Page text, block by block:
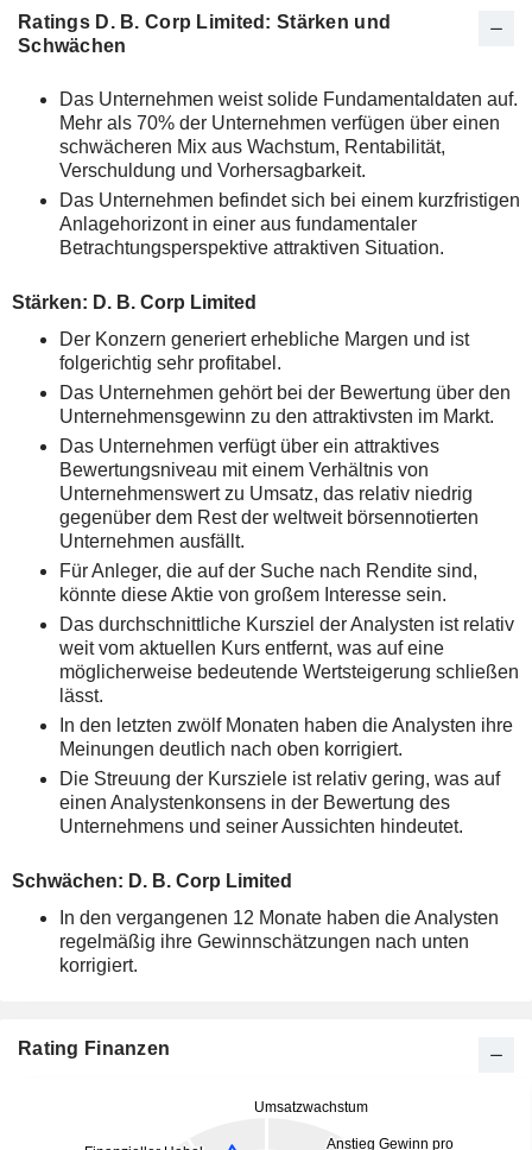
Ratings D. B. Corp Limited: Stärken und
Schwächen
Das Unternehmen weist solide Fundamentaldaten auf.
Mehr als 70% der Unternehmen verfügen über einen
schwächeren Mix aus Wachstum, Rentabilität,
Verschuldung und Vorhersagbarkeit.
Das Unternehmen befindet sich bei einem kurzfristigen
Anlagehorizont in einer aus fundamentaler
Betrachtungsperspektive attraktiven Situation.
Stärken: D. B. Corp Limited
Der Konzern generiert erhebliche Margen und ist
folgerichtig sehr profitabel.
Das Unternehmen gehört bei der Bewertung über den
Unternehmensgewinn zu den attraktivsten im Markt.
Das Unternehmen verfügt über ein attraktives
Bewertungsniveau mit einem Verhältnis von
Unternehmenswert zu Umsatz, das relativ niedrig
gegenüber dem Rest der weltweit börsennotierten
Unternehmen ausfällt.
Für Anleger, die auf der Suche nach Rendite sind,
könnte diese Aktie von großem Interesse sein.
Das durchschnittliche Kursziel der Analysten ist relativ
weit vom aktuellen Kurs entfernt, was auf eine
möglicherweise bedeutende Wertsteigerung schließen
lässt.
In den letzten zwölf Monaten haben die Analysten ihre
Meinungen deutlich nach oben korrigiert.
Die Streuung der Kursziele ist relativ gering, was auf
einen Analystenkonsens in der Bewertung des
Unternehmens und seiner Aussichten hindeutet.
Schwächen: D. B. Corp Limited
In den vergangenen 12 Monate haben die Analysten
regelmäßig ihre Gewinnschätzungen nach unten
korrigiert.
Rating Finanzen